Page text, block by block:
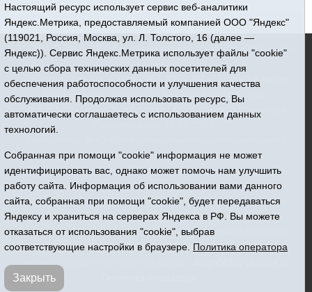
16+ © 2015-2026 Сетевое издание «Новости Юргинского
Регистрационный номер СМИ ЭЛ № ФС 77 - 66052 выдан
Федеральной службой по надзору в сфере связи,
«Призыв»
Все права защищены © При использовании материалов
ссылка обязательна
Адрес редакции: 627250, Тюменская область, Юргинский
район, с. Юргинское, ул. Центральная, 49
Телефон: 8(34543)2-46-89. Директор - главный редактор
Галина Васильевна Ниязова
Адрес электронной почты редакции:
Настоящий ресурс использует сервис веб-аналитики
Яндекс.Метрика, предоставляемый компанией ООО "Яндекс"
(119021, Россия, Москва, ул. Л. Толстого, 16 (далее —
Яндекс)). Сервис Яндекс.Метрика использует файлы "cookie"
с целью сбора технических данных посетителей для
обеспечения работоспособности и улучшения качества
обслуживания. Продолжая использовать ресурс, Вы
автоматически соглашаетесь с использованием данных
технологий.
Собранная при помощи "cookie" информация не может
идентифицировать вас, однако может помочь нам улучшить
работу сайта. Информация об использовании вами данного
сайта, собранная при помощи "cookie", будет передаваться
Яндексу и храниться на серверах Яндекса в РФ. Вы можете
отказаться от использования "cookie", выбрав
соответствующие настройки в браузере. Политика оператора
Закрыть